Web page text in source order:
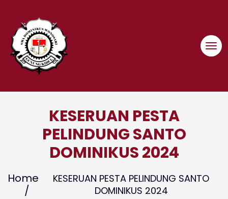
content
KESERUAN PESTA
PELINDUNG SANTO
DOMINIKUS 2024
Home
KESERUAN PESTA PELINDUNG SANTO
DOMINIKUS 2024